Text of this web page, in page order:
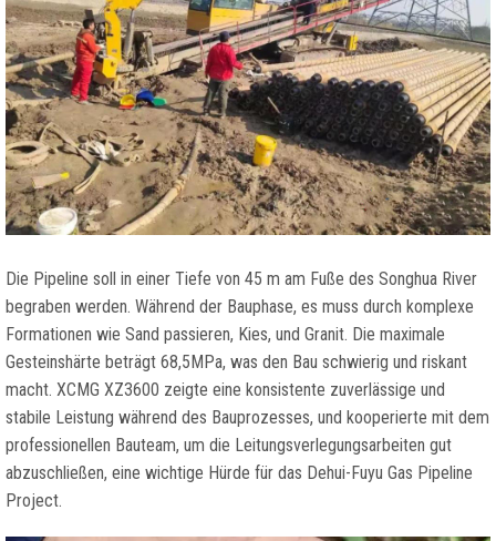
Die Pipeline soll in einer Tiefe von 45 m am Fuße des Songhua River
begraben werden. Während der Bauphase, es muss durch komplexe
Formationen wie Sand passieren, Kies, und Granit. Die maximale
Gesteinshärte beträgt 68,5MPa, was den Bau schwierig und riskant
macht. XCMG XZ3600 zeigte eine konsistente zuverlässige und
stabile Leistung während des Bauprozesses, und kooperierte mit dem
professionellen Bauteam, um die Leitungsverlegungsarbeiten gut
abzuschließen, eine wichtige Hürde für das Dehui-Fuyu Gas Pipeline
Project.